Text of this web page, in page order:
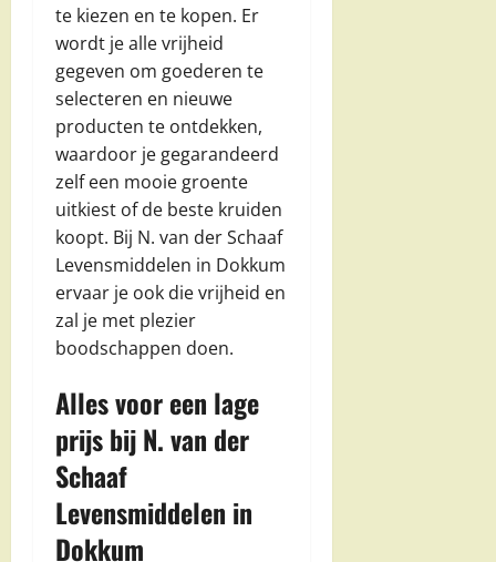
te kiezen en te kopen. Er
wordt je alle vrijheid
gegeven om goederen te
selecteren en nieuwe
producten te ontdekken,
waardoor je gegarandeerd
zelf een mooie groente
uitkiest of de beste kruiden
koopt. Bij N. van der Schaaf
Levensmiddelen in Dokkum
ervaar je ook die vrijheid en
zal je met plezier
boodschappen doen.
Alles voor een lage
prijs bij N. van der
Schaaf
Levensmiddelen in
Dokkum